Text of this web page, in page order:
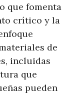
que fomenta
crítico y la
de
incluidas
que
pueden